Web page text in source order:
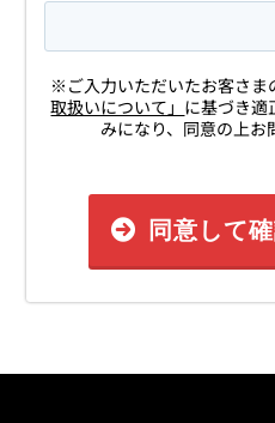
※ご入力いただいたお客さま
取扱いについて」 に基づき適
みになり、同意の上お
同意して